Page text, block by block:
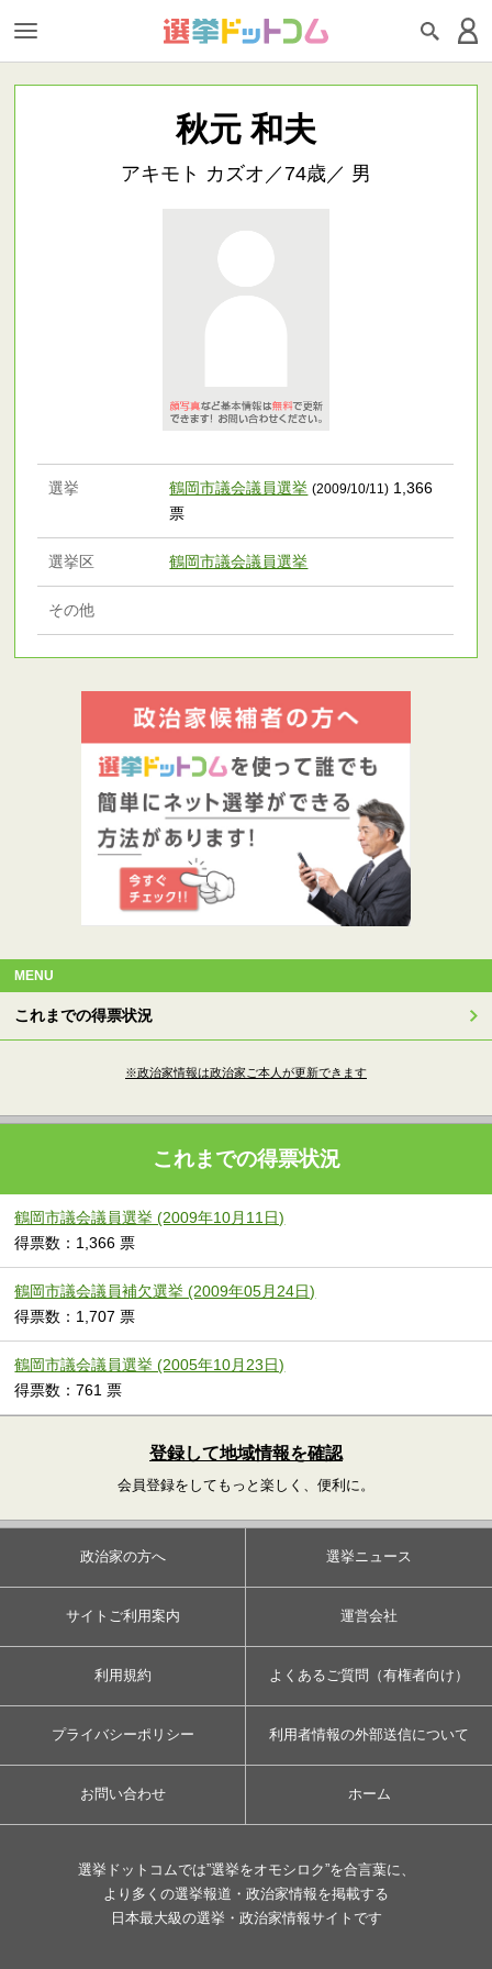
秋元 和夫
アキモト カズオ／74歳／ 男
選挙 鶴岡市議会議員選挙 (2009/10/11) 1,366
票
選挙区 鶴岡市議会議員選挙
その他
MENU
これまでの得票状況
※政治家情報は政治家ご本人が更新できます
これまでの得票状況
鶴岡市議会議員選挙 (2009年10月11日)
得票数：1,366 票
鶴岡市議会議員補欠選挙 (2009年05月24日)
得票数：1,707 票
鶴岡市議会議員選挙 (2005年10月23日)
得票数：761 票
登録して地域情報を確認
会員登録をしてもっと楽しく、便利に。
政治家の方へ 選挙ニュース
サイトご利用案内 運営会社
利用規約 よくあるご質問（有権者向け）
プライバシーポリシー 利用者情報の外部送信について
お問い合わせ ホーム
選挙ドットコムでは”選挙をオモシロク”を合言葉に、
より多くの選挙報道・政治家情報を掲載する
日本最大級の選挙・政治家情報サイトです